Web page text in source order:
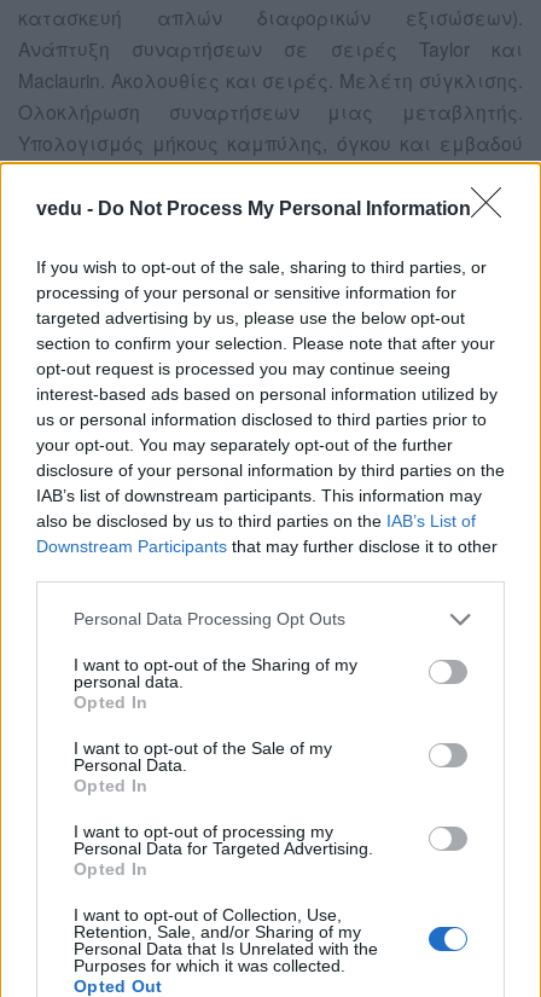
vedu - Do Not Process My Personal Information
If you wish to opt-out of the sale, sharing to third parties, or
processing of your personal or sensitive information for
targeted advertising by us, please use the below opt-out
section to confirm your selection. Please note that after your
opt-out request is processed you may continue seeing
interest-based ads based on personal information utilized by
us or personal information disclosed to third parties prior to
your opt-out. You may separately opt-out of the further
disclosure of your personal information by third parties on the
IAB’s list of downstream participants. This information may
also be disclosed by us to third parties on the IAB’s List of
Downstream Participants that may further disclose it to other
Personal Data Processing Opt Outs
I want to opt-out of the Sharing of my
personal data.
Opted In
I want to opt-out of the Sale of my
Personal Data.
Opted In
I want to opt-out of processing my
Personal Data for Targeted Advertising.
Opted In
I want to opt-out of Collection, Use,
Retention, Sale, and/or Sharing of my
Personal Data that Is Unrelated with the
Purposes for which it was collected.
Opted Out
κατασκευή απλών διαφορικών εξισώσεων).
Ανάπτυξη συναρτήσεων σε σειρές Taylor και
Maclaurin. Ακολουθίες και σειρές. Μελέτη σύγκλισης.
Ολοκλήρωση συναρτήσεων μιας μεταβλητής.
Υπολογισμός μήκους καμπύλης, όγκου και εμβαδού
επιφάνειας από περιστροφή.
Video-Διαλέξεις
Διάλεξη 01: Μαθηματικά και Φυσική
προβολή στο opencourses.auth.gr
Διάλεξη 02: Εισαγωγικές Έννοιες Ι
προβολή στο opencourses.auth.gr
Διάλεξη 03: Εισαγωγικές Έννοιες ΙI
προβολή στο opencourses.auth.gr
Διάλεξη 04: Όρια και Συνέχεια
προβολή στο opencourses.auth.gr